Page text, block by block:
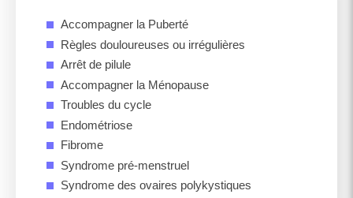
Accompagner la Puberté
Règles douloureuses ou irrégulières
Arrêt de pilule
Accompagner la Ménopause
Troubles du cycle
Endométriose
Fibrome
Syndrome pré-menstruel
Syndrome des ovaires polykystiques